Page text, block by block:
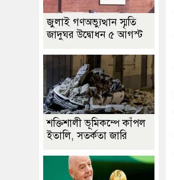
জুলাই গণঅভ্যুত্থান স্মৃতি
জাদুঘর উদ্বোধন ৫ আগস্ট
শক্তিশালী ভূমিকম্পে কাঁপল
ইতালি, সতর্কতা জারি